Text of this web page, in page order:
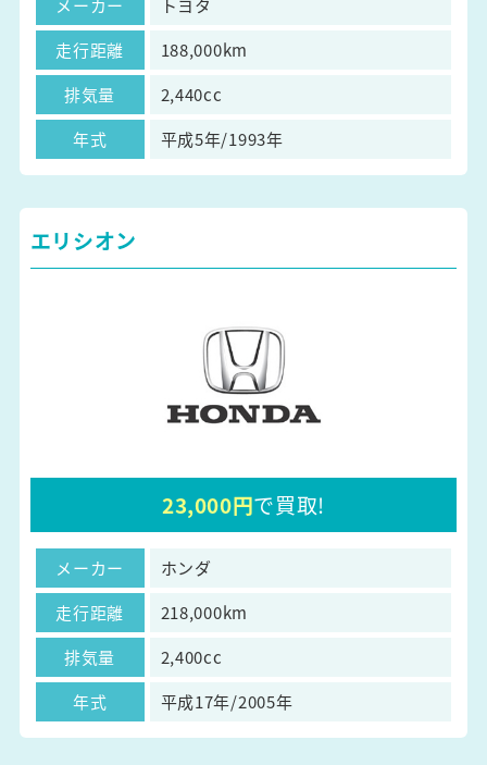
走行距離
188,000km
排気量
2,440cc
年式
平成5年/1993年
エリシオン
23,000円で買取!
メーカー
ホンダ
走行距離
218,000km
排気量
2,400cc
年式
平成17年/2005年